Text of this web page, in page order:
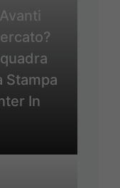
Stampa
In